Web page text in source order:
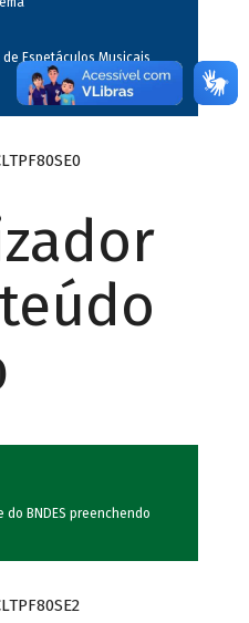
Espetáculos Musicais
BNDES preenchendo